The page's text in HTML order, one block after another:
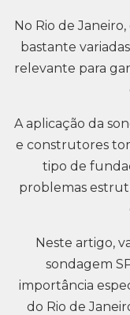
No Rio de
bastante
relevante para
A aplicação da
e construtores
tipo de
problemas
Neste artigo,
sondagem
importância
do Rio de